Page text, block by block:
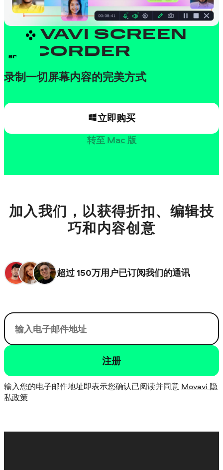
MOVAVI SCREEN
RECORDER
录制一切屏幕内容的完美方式
立即购买
转至 Mac 版
加入我们，以获得折扣、编辑技
巧和内容创意
超过 150万用户已订阅我们的通讯
user@email.com
注册
输入您的电子邮件地址即表示您确认已阅读并同意 Movavi 隐
私政策